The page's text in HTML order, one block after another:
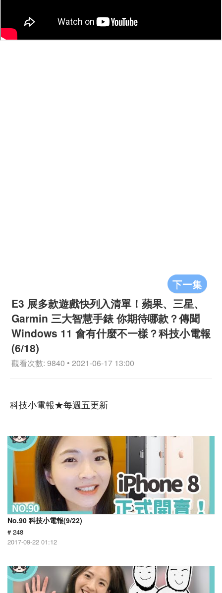
下一集
E3 展多款遊戲快列入清單！蘋果、三星、
Garmin 三大智慧手錶 你期待哪款？傳聞
Windows 11 會有什麼不一樣？科技小電報
(6/18)
觀看次數: 9840 • 2021-06-17 13:00
科技小電報★每週五更新
No.90 科技小電報(9/22)
# 248
2017-09-22 01:12